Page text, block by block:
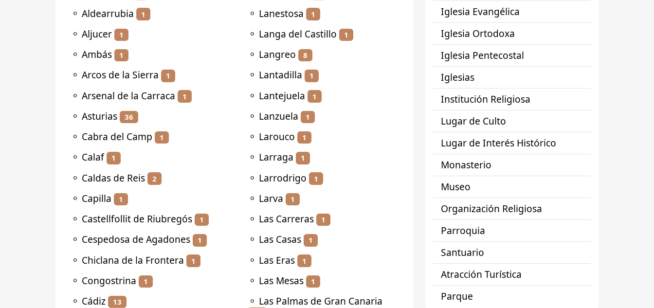
⚬ Aldearrubia 1
⚬ Aljucer 1
⚬ Ambás 1
⚬ Arcos de la Sierra 1
⚬ Arsenal de la Carraca 1
⚬ Asturias 36
⚬ Cabra del Camp 1
⚬ Calaf 1
⚬ Caldas de Reis 2
⚬ Capilla 1
⚬ Castellfollit de Riubregós 1
⚬ Cespedosa de Agadones 1
⚬ Chiclana de la Frontera 1
⚬ Congostrina 1
⚬ Cádiz 13
⚬ Lanestosa 1
⚬ Langa del Castillo 1
⚬ Langreo 8
⚬ Lantadilla 1
⚬ Lantejuela 1
⚬ Lanzuela 1
⚬ Larouco 1
⚬ Larraga 1
⚬ Larrodrigo 1
⚬ Larva 1
⚬ Las Carreras 1
⚬ Las Casas 1
⚬ Las Eras 1
⚬ Las Mesas 1
⚬ Las Palmas de Gran Canaria
Iglesia Evangélica
Iglesia Ortodoxa
Iglesia Pentecostal
Iglesias
Institución Religiosa
Lugar de Culto
Lugar de Interés Histórico
Monasterio
Museo
Organización Religiosa
Parroquia
Santuario
Atracción Turística
Parque